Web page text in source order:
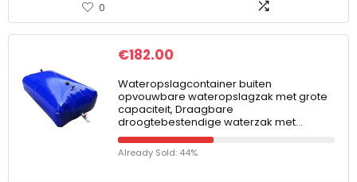
0
€182.00
Wateropslagcontainer buiten
opvouwbare wateropslagzak met grote
capaciteit, Draagbare
droogtebestendige waterzak met…
Already Sold: 44%